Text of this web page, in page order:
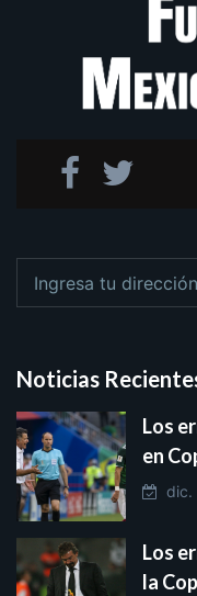
Noticias
Los
en
dic.
Los
la